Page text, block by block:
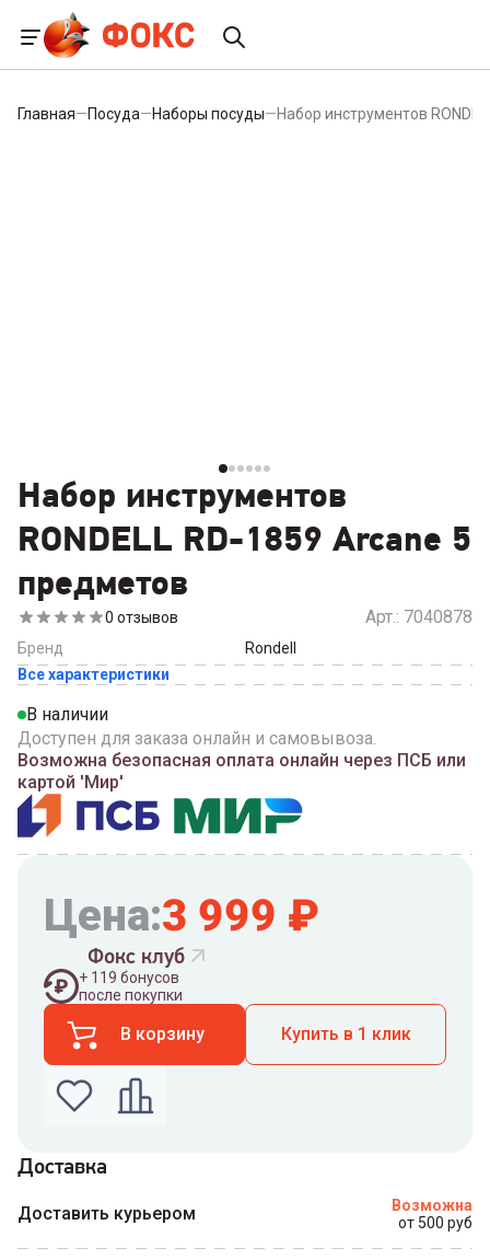
Главная—Посуда—Наборы посуды—Набор инструментов
Набор инструментов
RONDELL RD-1859 Arcane 5
предметов
0 отзывов Арт.: 7040878
Бренд
Rondell
Все характеристики
В наличии
Доступен для заказа онлайн и самовывоза.
Возможна безопасная оплата онлайн через ПСБ или
картой 'Мир'
Цена:3 999 ₽
Фокс клуб
+ 119 бонусов
после покупки
В корзину Купить в 1 клик
связаться с вами
Доставка
Доставить курьером
Возможна
от 500 руб